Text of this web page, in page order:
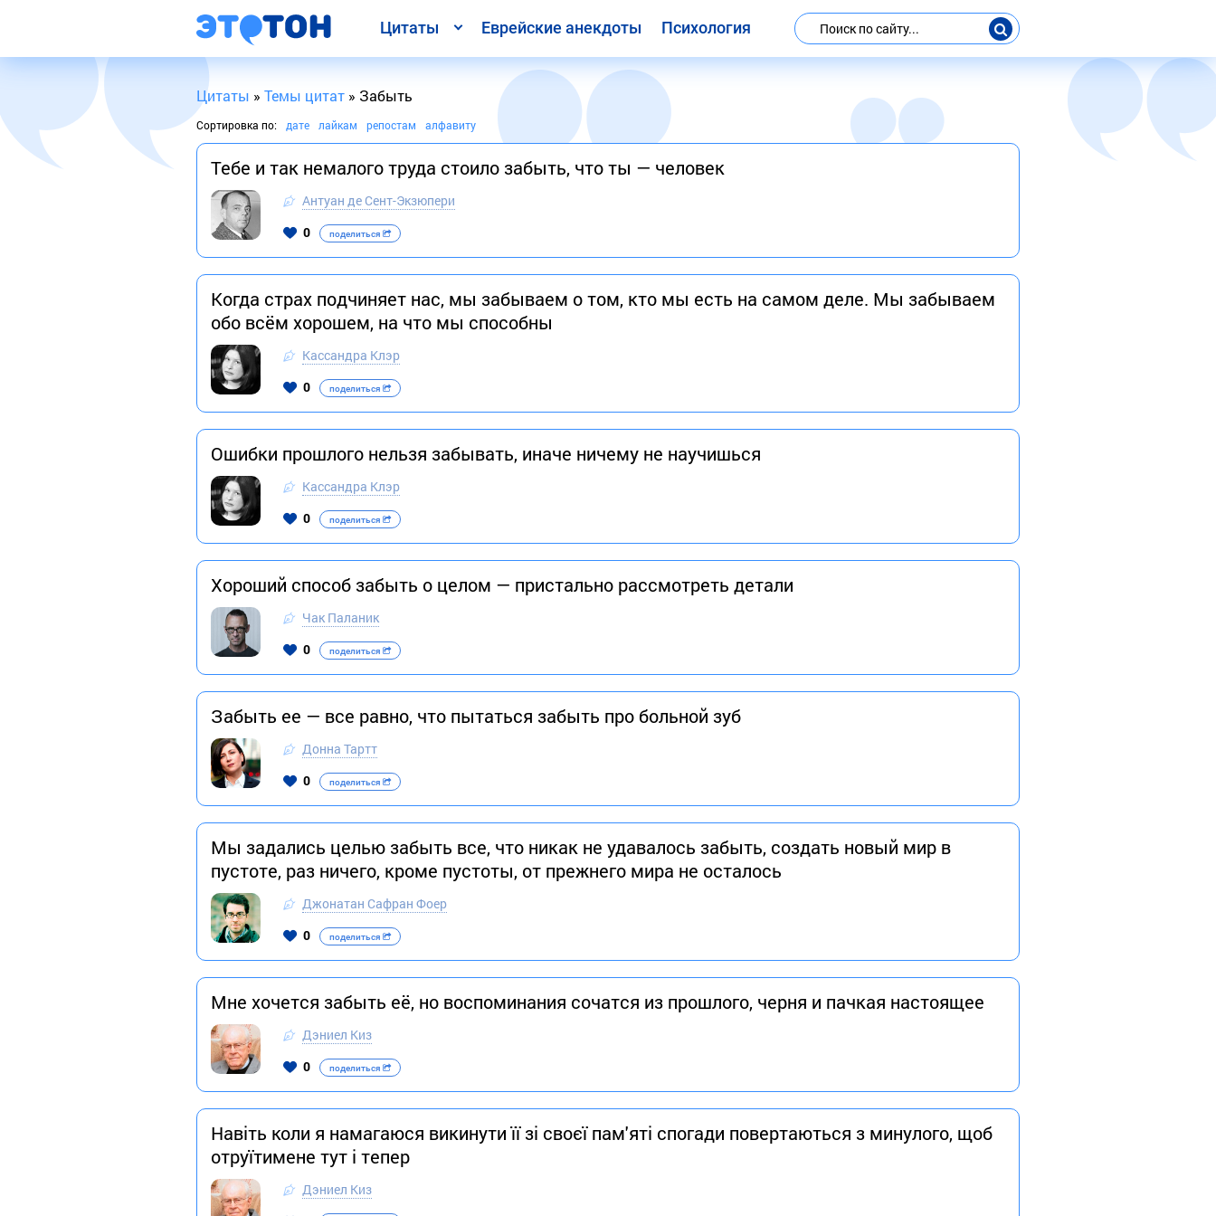
Цитаты Еврейские анекдоты Психология
Цитаты » Темы цитат » Забыть
Сортировка по: дате лайкам репостам алфавиту
Тебе и так немалого труда стоило забыть, что ты — человек
Антуан де Сент-Экзюпери
0
поделиться
Когда страх подчиняет нас, мы забываем о том, кто мы есть на самом деле. Мы забываем
обо всём хорошем, на что мы способны
Кассандра Клэр
0
поделиться
Ошибки прошлого нельзя забывать, иначе ничему не научишься
Кассандра Клэр
0
поделиться
Хороший способ забыть о целом — пристально рассмотреть детали
Чак Паланик
0
поделиться
Забыть ее — все равно, что пытаться забыть про больной зуб
Донна Тартт
0
поделиться
Мы задались целью забыть все, что никак не удавалось забыть, создать новый мир в
пустоте, раз ничего, кроме пустоты, от прежнего мира не осталось
Джонатан Сафран Фоер
0
поделиться
Мне хочется забыть её, но воспоминания сочатся из прошлого, черня и пачкая настоящее
Дэниел Киз
0
поделиться
Навіть коли я намагаюся викинути її зі своєї пам'яті спогади повертаються з минулого, щоб
отруїтимене тут і тепер
Дэниел Киз